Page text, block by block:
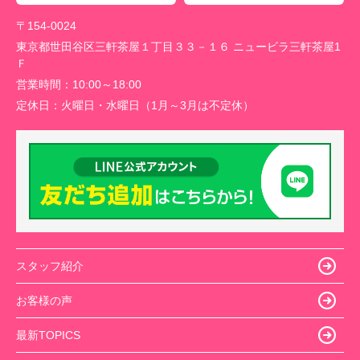
〒154-0024
東京都世田谷区三軒茶屋１丁目３３－１６ ニュービラ三軒茶屋1
Ｆ
営業時間： 10:00～18:00
定休日： 火曜日・水曜日（1月～3月は不定休）
スタッフ紹介
お客様の声
最新TOPICS